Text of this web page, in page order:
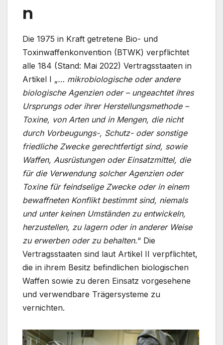
n
Die 1975 in Kraft getretene Bio- und
Toxinwaffenkonvention (BTWK) verpflichtet
alle 184 (Stand: Mai 2022) Vertragsstaaten in
Artikel I „… mikrobiologische oder andere
biologische Agenzien oder – ungeachtet ihres
Ursprungs oder ihrer Herstellungsmethode –
Toxine, von Arten und in Mengen, die nicht
durch Vorbeugungs-, Schutz- oder sonstige
friedliche Zwecke gerechtfertigt sind, sowie
Waffen, Ausrüstungen oder Einsatzmittel, die
für die Verwendung solcher Agenzien oder
Toxine für feindselige Zwecke oder in einem
bewaffneten Konflikt bestimmt sind, niemals
und unter keinen Umständen zu entwickeln,
herzustellen, zu lagern oder in anderer Weise
zu erwerben oder zu behalten.“ Die
Vertragsstaaten sind laut Artikel II verpflichtet,
die in ihrem Besitz befindlichen biologischen
Waffen sowie zu deren Einsatz vorgesehene
und verwendbare Trägersysteme zu
vernichten.